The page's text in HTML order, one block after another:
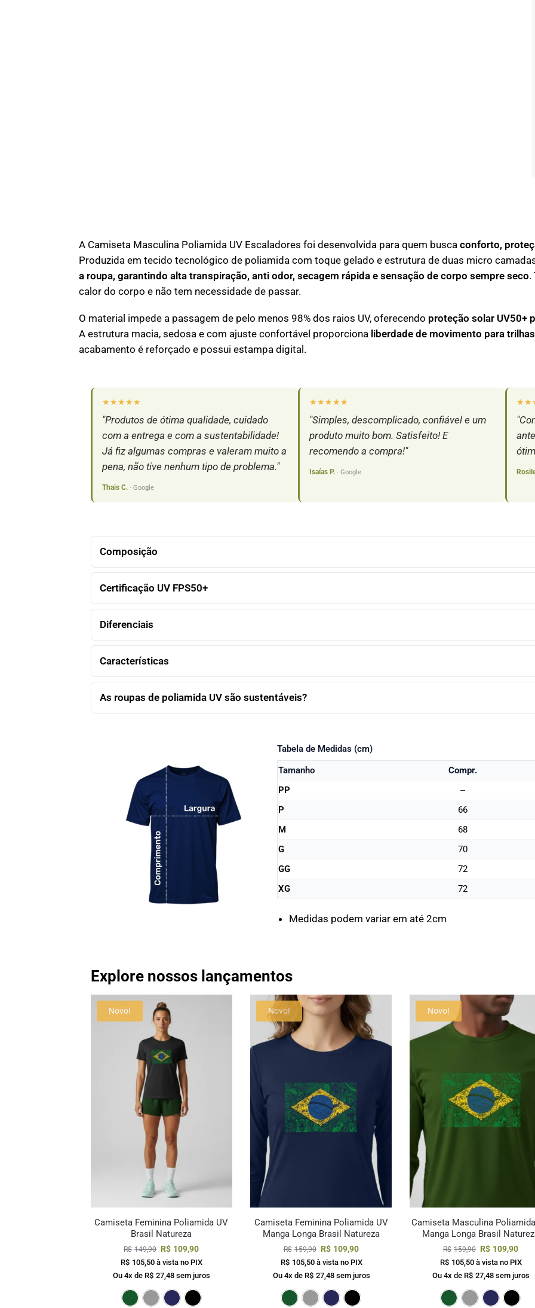
A Camiseta Masculina Poliamida UV Escaladores foi desenvolvida para quem busca conforto,
Produzida em tecido tecnológico de poliamida com toque gelado e estrutura de duas micro
a roupa, garantindo alta transpiração, anti odor, secagem rápida e sensação de corpo sempre seco.
calor do corpo e não tem necessidade de passar.
O material impede a passagem de pelo menos 98% dos raios UV, oferecendo proteção solar UV50+
A estrutura macia, sedosa e com ajuste confortável proporciona liberdade de movimento para
acabamento é reforçado e possui estampa digital.
★★★★★
"Produtos de ótima qualidade, cuidado
com a entrega e com a sustentabilidade!
Já fiz algumas compras e valeram muito a
pena, não tive nenhum tipo de problema."
Thais C. · Google
★★★★★
"Simples, descomplicado, confiável e um
produto muito bom. Satisfeito! E
recomendo a compra!"
Isaías P. · Google
Composição
Certificação UV FPS50+
Diferenciais
Características
As roupas de poliamida UV são sustentáveis?
Tabela de Medidas (cm)
Tamanho
Compr.
PP
--
P
66
M
68
G
70
GG
72
XG
72
Medidas podem variar em até 2cm
Explore nossos lançamentos
Novo!
Camiseta Feminina Poliamida UV
Brasil Natureza
R$ 149,90 R$ 109,90
R$ 105,50 à vista no PIX
Ou 4x de R$ 27,48 sem juros
Verde Escuro
Novo!
Camiseta Feminina Poliamida UV
Manga Longa Brasil Natureza
R$ 159,90 R$ 109,90
R$ 105,50à vista no PIX
Ou 4x de R$ 27,48sem juros
Verde Escuro
Novo!
Camiseta Masculina
Manga Longa Brasil
R$ 159,90 R$ 109,90
R$ 105,50 à vista no PIX
Ou 4x de R$ 27,48 sem juros
Verde